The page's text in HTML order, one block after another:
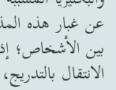
عن غبار هذه
بين الأشخاص؛
الانتقال